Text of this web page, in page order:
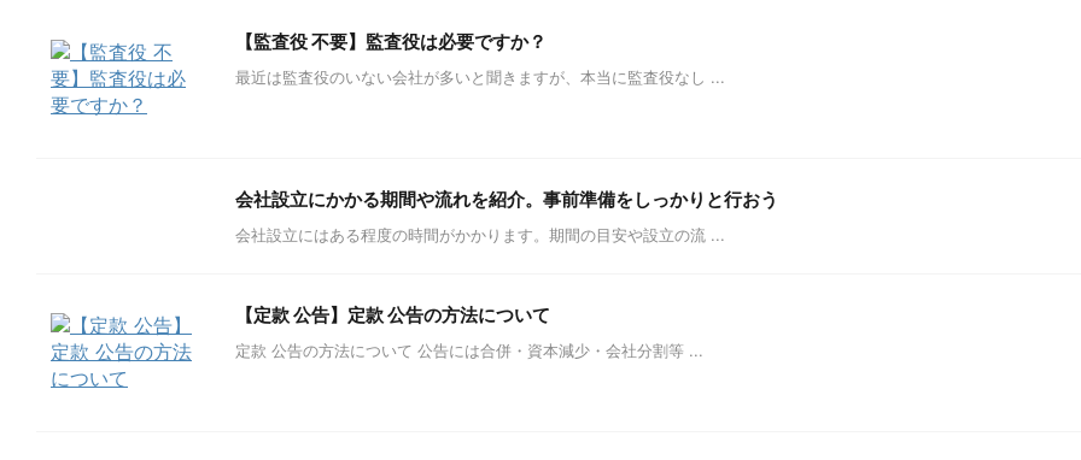
【監査役 不要】監査役は必要ですか？
最近は監査役のいない会社が多いと聞きますが、本当に監査役なし ...
会社設立にかかる期間や流れを紹介。事前準備をしっかりと行おう
会社設立にはある程度の時間がかかります。期間の目安や設立の流 ...
【定款 公告】定款 公告の方法について
定款 公告の方法について 公告には合併・資本減少・会社分割等 ...